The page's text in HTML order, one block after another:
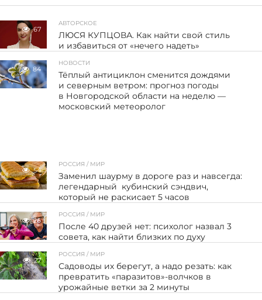
67
АВТОРСКОЕ
ЛЮСЯ КУПЦОВА. Как найти свой стиль
и избавиться от «нечего надеть»
84
НОВОСТИ
Тёплый антициклон сменится дождями
и северным ветром: прогноз погоды
в Новгородской области на неделю —
московский метеоролог
54
РОССИЯ / МИР
Заменил шаурму в дороге раз и навсегда:
легендарный кубинский сэндвич,
который не раскисает 5 часов
26
РОССИЯ / МИР
После 40 друзей нет: психолог назвал 3
совета, как найти близких по духу
27
РОССИЯ / МИР
Садоводы их берегут, а надо резать: как
превратить «паразитов»-волчков в
урожайные ветки за 2 минуты